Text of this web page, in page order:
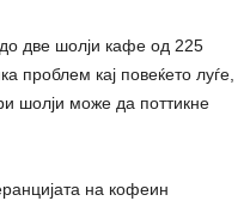
две шолји кафе од 225
проблем кај повеќето луѓе,
шолји може да поттикне
на кофеин